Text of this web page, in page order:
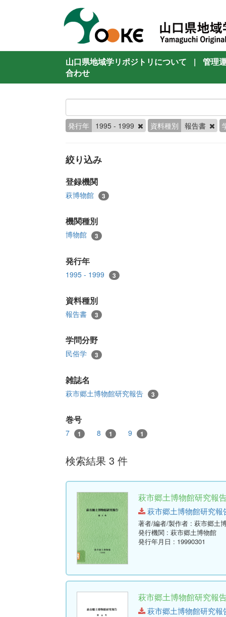
山口県地域学リポジトリについて |
管理
合わせ
発行年 1995 - 1999 資料種別 報告書
絞り込み
登録機関
萩博物館 3
機関種別
博物館 3
発行年
1995 - 1999 3
資料種別
報告書 3
学問分野
民俗学 3
雑誌名
萩市郷土博物館研究報告 3
巻号
7 1 8 1 9 1
検索結果 3 件
萩市郷土博物館研究報
萩市郷土博物館研究報
著者/編者/製作者 : 萩市郷土
発行機関 : 萩市郷土博物館
発行年月日 : 19990301
萩市郷土博物館研究報
萩市郷土博物館研究報